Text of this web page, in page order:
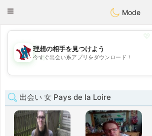
Taimerais
Toggle
Mode
💖
💕
理想の相手を見つけよう
今すぐ出会い系アプリをダウンロード！
出会い 女 Pays de la Loire